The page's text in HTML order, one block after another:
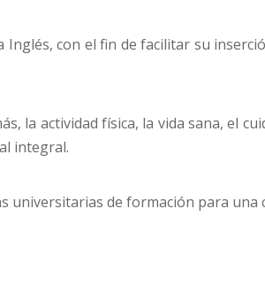
con el fin de facilitar su
la actividad física, la vida sana, el
integral.
universitarias de formación para una